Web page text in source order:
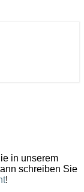
in unserem
schreiben Sie
!